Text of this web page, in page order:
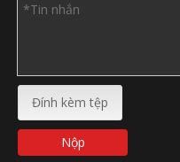
Đính kèm tệp
Nộp